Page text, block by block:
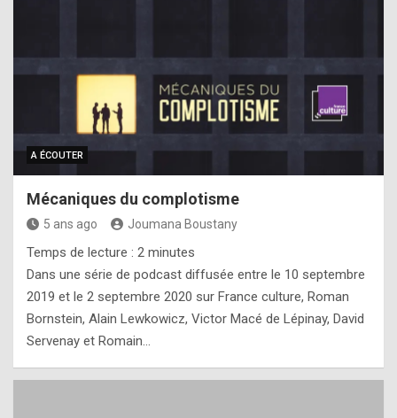
A ÉCOUTER
Mécaniques du complotisme
5 ans ago Joumana Boustany
Temps de lecture : 2 minutes
Dans une série de podcast diffusée entre le 10 septembre
2019 et le 2 septembre 2020 sur France culture, Roman
Bornstein, Alain Lewkowicz, Victor Macé de Lépinay, David
Servenay et Romain…